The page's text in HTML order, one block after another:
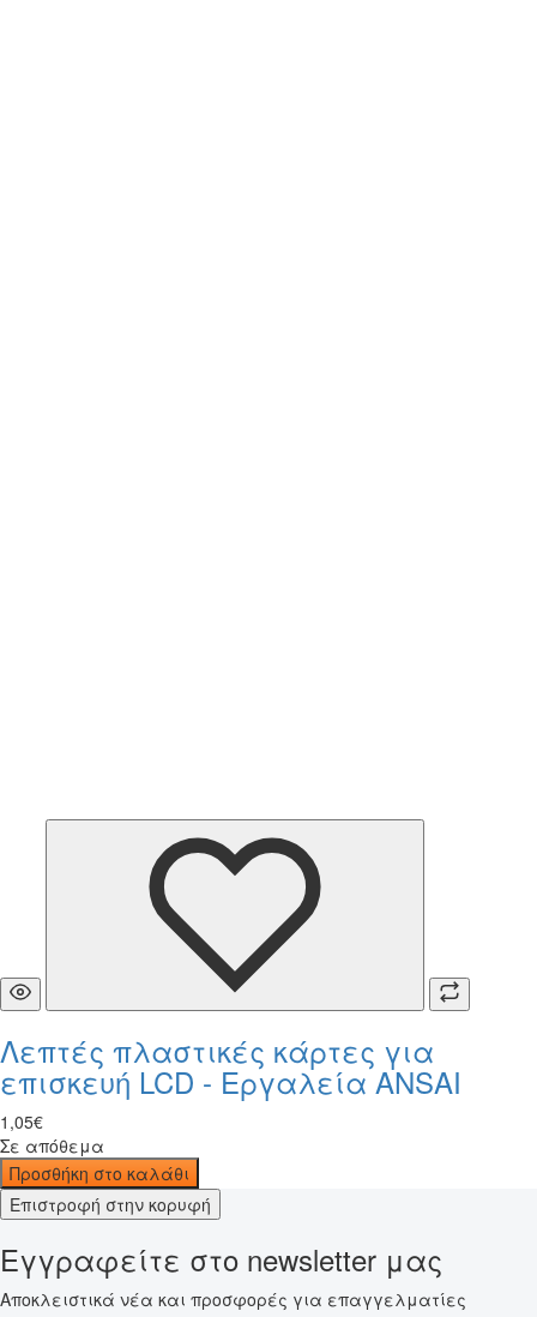
Λεπτές πλαστικές κάρτες για
επισκευή LCD - Εργαλεία ANSAI
1 ,05€
Σε απόθεμα
Προσθήκη στο καλάθι
Επιστροφή στην κορυφή
Εγγραφείτε στο newsletter μας
Αποκλειστικά νέα και προσφορές για επαγγελματίες